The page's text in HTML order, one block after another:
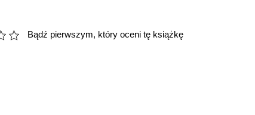
Bądź pierwszym, który oceni tę książkę